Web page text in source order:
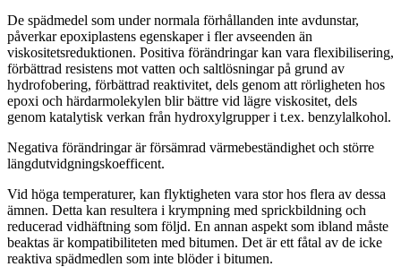
De spädmedel som under normala förhållanden inte avdunstar,
påverkar epoxiplastens egenskaper i fler avseenden än
viskositetsreduktionen. Positiva förändringar kan vara flexibilisering,
förbättrad resistens mot vatten och saltlösningar på grund av
hydrofobering, förbättrad reaktivitet, dels genom att rörligheten hos
epoxi och härdarmolekylen blir bättre vid lägre viskositet, dels
genom katalytisk verkan från hydroxylgrupper i t.ex. benzylalkohol.
Negativa förändringar är försämrad värmebeständighet och större
längdutvidgningskoefficent.
Vid höga temperaturer, kan flyktigheten vara stor hos flera av dessa
ämnen. Detta kan resultera i krympning med sprickbildning och
reducerad vidhäftning som följd. En annan aspekt som ibland måste
beaktas är kompatibiliteten med bitumen. Det är ett fåtal av de icke
reaktiva spädmedlen som inte blöder i bitumen.